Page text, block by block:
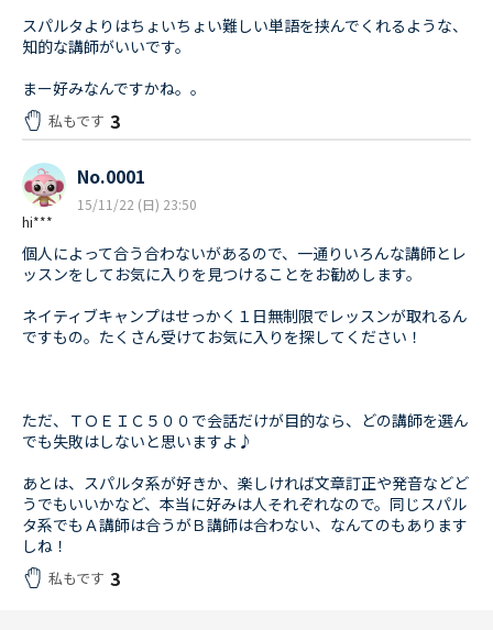
スパルタよりはちょいちょい難しい単語を挟んでくれるような、
知的な講師がいいです。
まー好みなんですかね。。
私もです 3
hi***
No.0001
15/11/22 (日) 23:50
個人によって合う合わないがあるので、一通りいろんな講師とレ
ッスンをしてお気に入りを見つけることをお勧めします。
ネイティブキャンプはせっかく１日無制限でレッスンが取れるん
ですもの。たくさん受けてお気に入りを探してください！
ただ、ＴＯＥＩＣ５００で会話だけが目的なら、どの講師を選ん
でも失敗はしないと思いますよ♪
あとは、スパルタ系が好きか、楽しければ文章訂正や発音などど
うでもいいかなど、本当に好みは人それぞれなので。同じスパル
タ系でもＡ講師は合うがＢ講師は合わない、なんてのもあります
しね！
私もです 3